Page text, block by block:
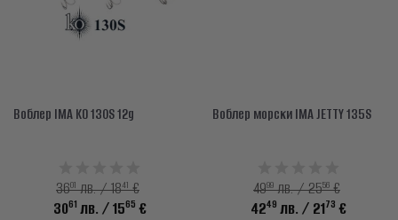
Воблер IMA KO 130S 12g
3601лв. / 1841€
3061 лв. / 1565 €
Воблер морски IMA JETTY 135S
4999лв. / 2556€
4249 лв. / 2173 €